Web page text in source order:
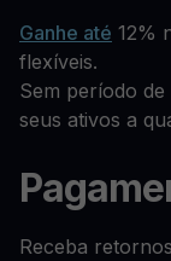
Ganhe até 12%
flexíveis.
Sem período
seus ativos a
Receba